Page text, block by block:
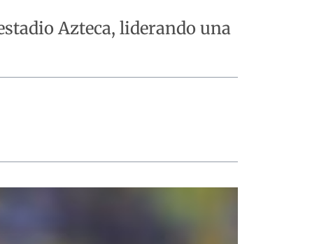
Azteca, liderando una